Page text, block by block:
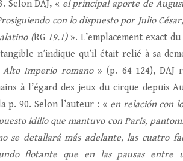
Selon DAJ, « el principal aporte de
con lo dispuesto por Julio
(RG19.1) ». L’emplacement exact du
n’indique qu’il était relié à sa
Alto Imperio romano» (p. 64-124), DAJ
à l’égard des jeux du cirque depuis
p. 90. Selon l’auteur : « en relación con
idilio que mantuvo con Paris,
se detallará más adelante, las cuatro
flotante que en las pausas